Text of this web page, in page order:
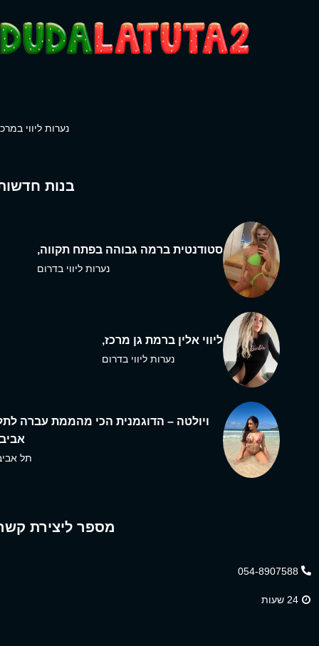
נערות ליווי
בנות
סטודנטית ברמה גבוהה בפתח תקווה,
נערות ליווי בדרום
ליווי אלין ברמת גן מרכז,
נערות ליווי בדרום
ויולטה – הדוגמנית הכי מהממת עברה
תל
מספר ליצירת
054-8907588
24 שעות